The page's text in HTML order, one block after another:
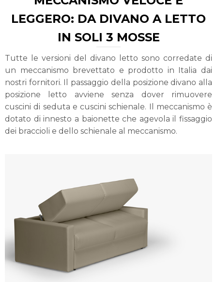
LEGGERO: DA DIVANO A LETTO
IN SOLI 3 MOSSE
Tutte le versioni del divano letto sono corredate di
un meccanismo brevettato e prodotto in Italia dai
nostri fornitori. Il passaggio della posizione divano alla
posizione letto avviene senza dover rimuovere
cuscini di seduta e cuscini schienale. Il meccanismo è
dotato di innesto a baionette che agevola il fissaggio
dei braccioli e dello schienale al meccanismo.